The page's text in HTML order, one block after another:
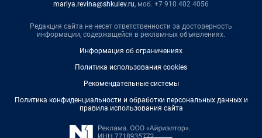
mariya.revina@shkulev.ru, моб. +7 910 402 4056
Редакция сайта не несет ответственности за достоверность
информации, содержащейся в рекламных объявлениях.
Информация об ограничениях
Политика использования cookies
Рекомендательные системы
Политика конфиденциальности и обработки персональных данных и
правила использования сайта